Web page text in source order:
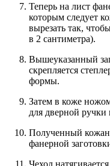
Теперь на лист
которым следует
вырезать так,
в 2 сантиметра).
Вышеуказанный
скрепляется
формы.
Затем в коже
для дверной ручки
Полученный
фанерной
Чехол